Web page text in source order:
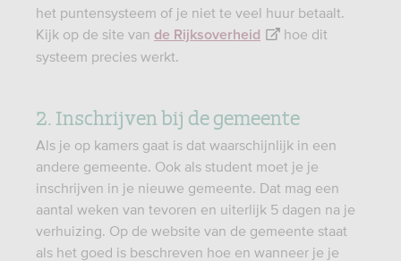
het puntensysteem of je niet te veel huur betaalt.
Kijk op de site van de Rijksoverheid
hoe dit
systeem precies werkt.
2. Inschrijven bij de gemeente
Als je op kamers gaat is dat waarschijnlijk in een
andere gemeente. Ook als student moet je je
inschrijven in je nieuwe gemeente. Dat mag een
aantal weken van tevoren en uiterlijk 5 dagen na je
verhuizing. Op de website van de gemeente staat
als het goed is beschreven hoe en wanneer je je